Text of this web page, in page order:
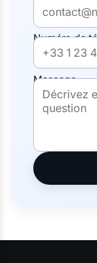
Numéro de
Message